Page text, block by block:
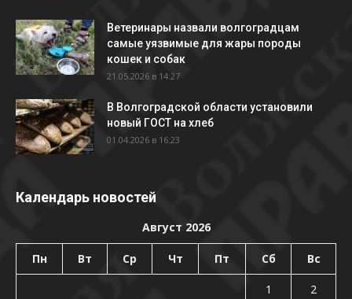
Ветеринары назвали волгоградцам
самые уязвимые для жары породы
кошек и собак
21.05.2026 в 14:27
В Волгоградской области установили
новый ГОСТ на хлеб
01.04.2026 в 16:23
Календарь новостей
Август 2026
Пн Вт Ср Чт Пт Сб Вс
1
2